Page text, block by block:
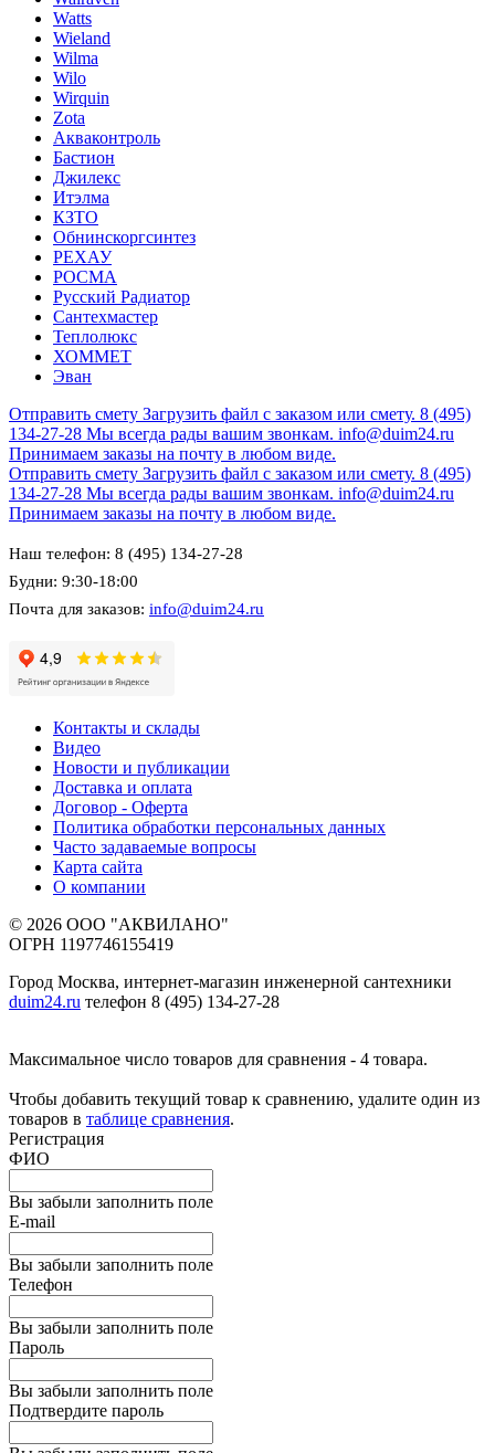
Watts
Wieland
Wilma
Wilo
Wirquin
Zota
Акваконтроль
Бастион
Джилекс
Итэлма
КЗТО
Обнинскоргсинтез
РЕХАУ
РОСМА
Русский Радиатор
Сантехмастер
Теплолюкс
ХОММЕТ
Эван
Отправить смету Загрузить файл с заказом или смету. 8 (495)
134-27-28 Мы всегда рады вашим звонкам. info@duim24.ru
Принимаем заказы на почту в любом виде.
Отправить смету Загрузить файл с заказом или смету. 8 (495)
134-27-28 Мы всегда рады вашим звонкам. info@duim24.ru
Принимаем заказы на почту в любом виде.
Наш телефон: 8 (495) 134-27-28
Будни: 9:30-18:00
Почта для заказов: info@duim24.ru
Контакты и склады
Видео
Новости и публикации
Доставка и оплата
Договор - Оферта
Политика обработки персональных данных
Часто задаваемые вопросы
Карта сайта
О компании
© 2026 ООО "АКВИЛАНО"
ОГРН 1197746155419
Город Москва, интернет-магазин инженерной сантехники
duim24.ru телефон 8 (495) 134-27-28
Максимальное число товаров для сравнения - 4 товара.
Чтобы добавить текущий товар к сравнению, удалите один из
товаров в таблице сравнения.
Регистрация
ФИО
Вы забыли заполнить поле
E-mail
Вы забыли заполнить поле
Телефон
Вы забыли заполнить поле
Пароль
Вы забыли заполнить поле
Подтвердите пароль